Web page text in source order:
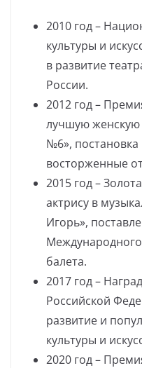
2010 год –
культуры и
в развитие
России.
2012 год –
лучшую женскую
№6», постановка
восторженные
2015 год –
актрису в
Игорь»,
балета.
2017 год –
Российской
развитие и
культуры и
2020 год –